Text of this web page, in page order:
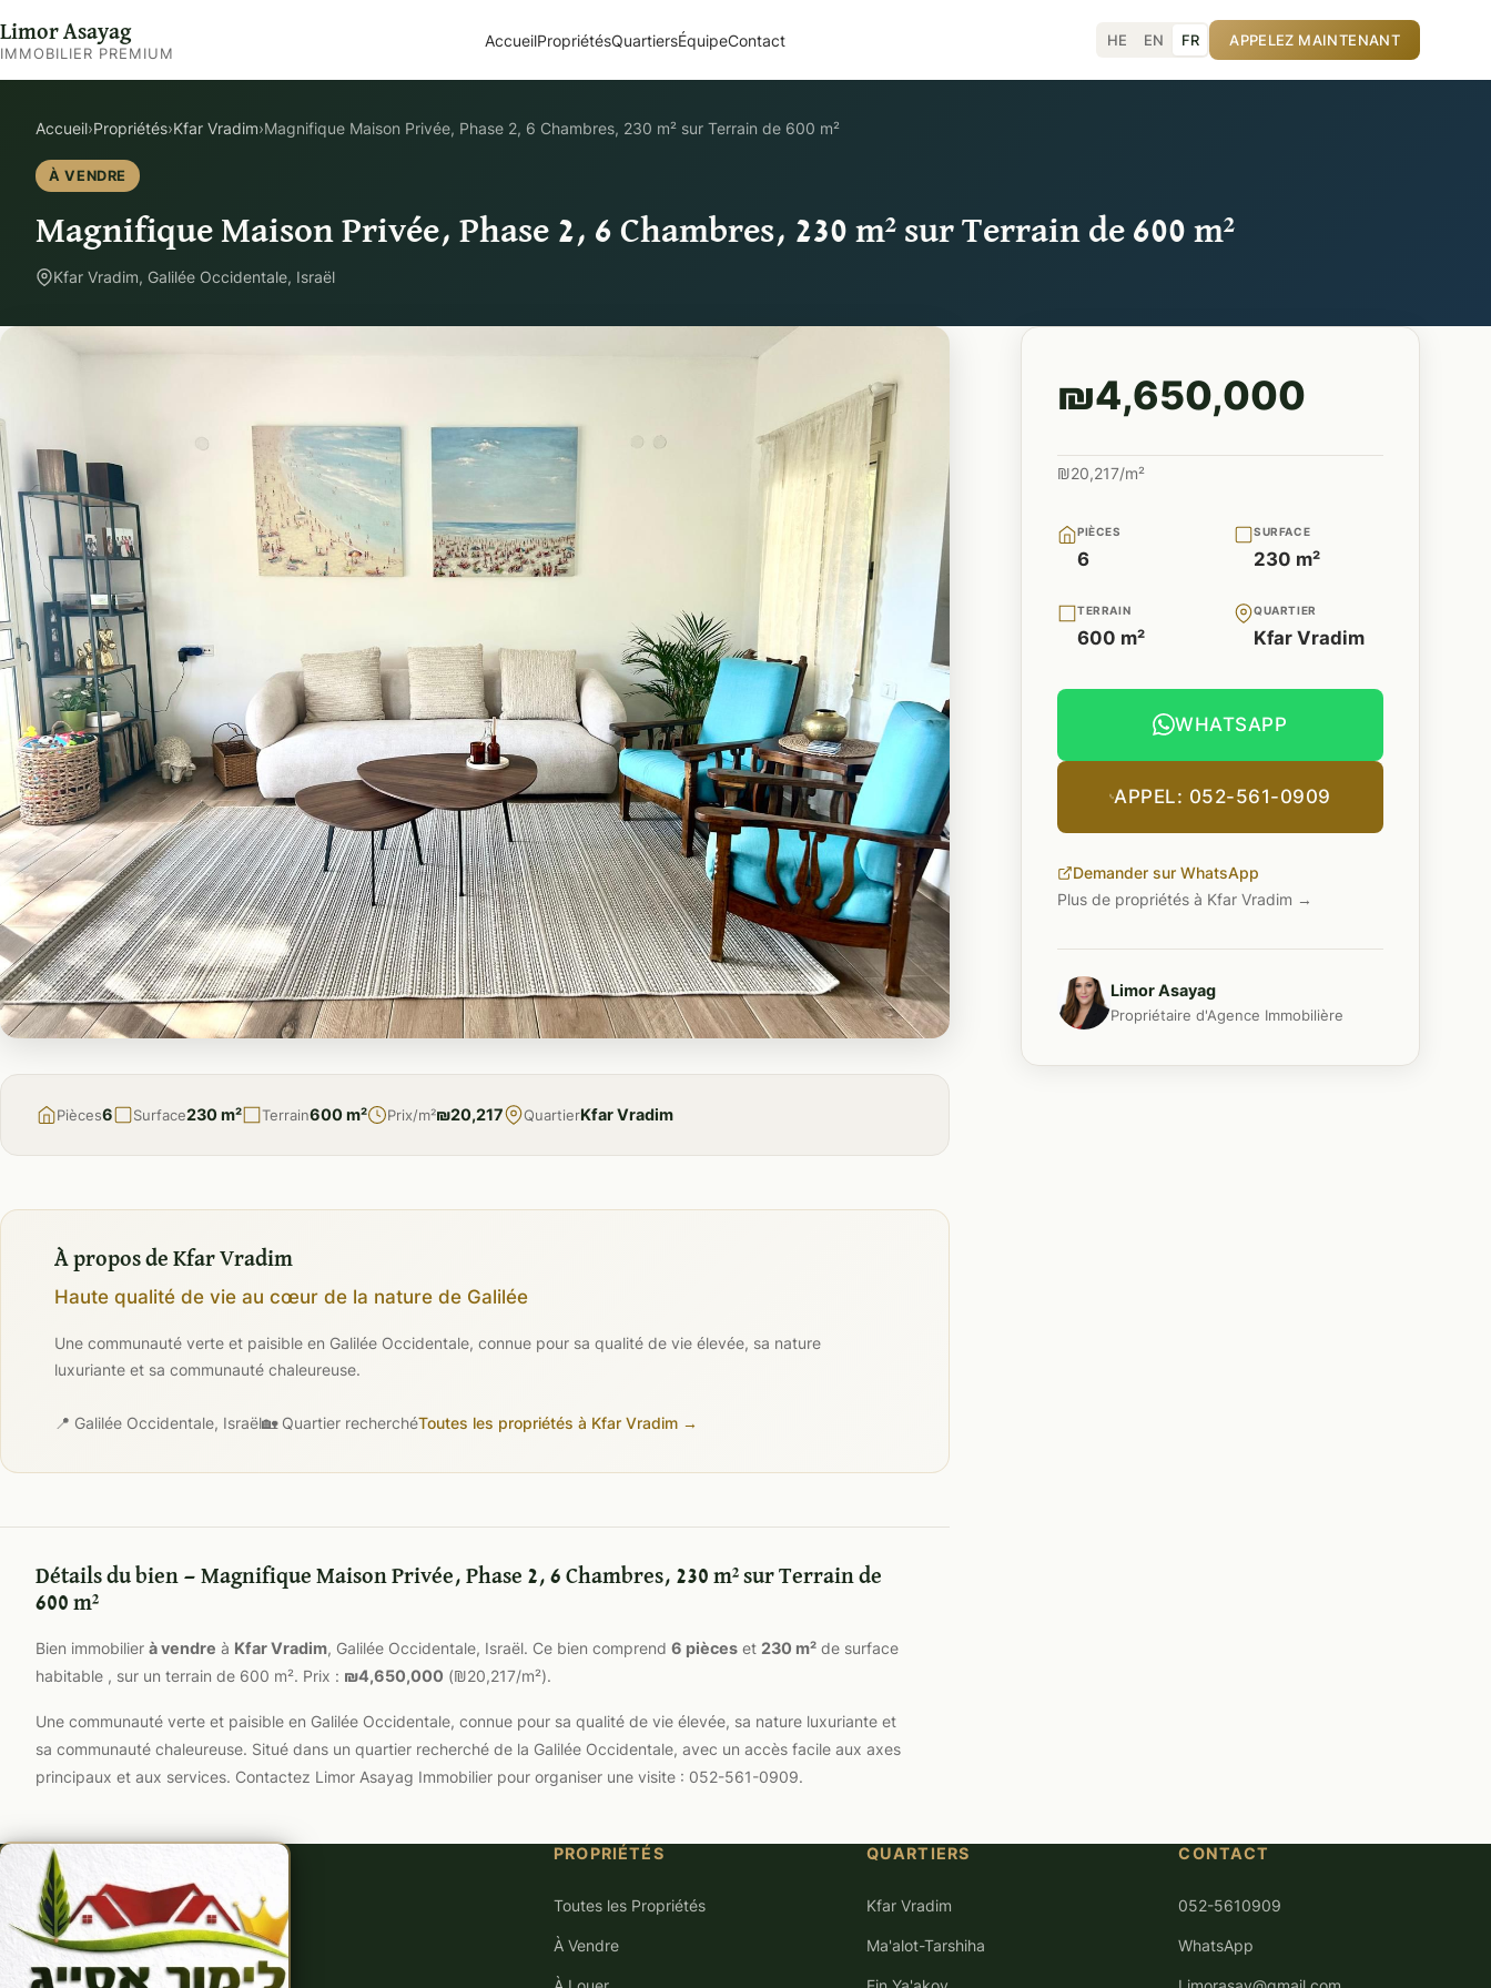
Limor Asayag
IMMOBILIER PREMIUM
AccueilPropriétésQuartiersÉquipeContact HE EN FR APPELEZ MAINTENANT
Accueil›Propriétés›Kfar Vradim›Magnifique Maison Privée, Phase 2, 6 Chambres, 230 m² sur Terrain de 600 m²
À VENDRE
Magnifique Maison Privée, Phase 2, 6 Chambres, 230 m² sur Terrain de 600 m²
Kfar Vradim, Galilée Occidentale, Israël
À
Pièces6 Surface230 m² Terrain600 m² Prix/m²₪20,217 QuartierKfar Vradim
À propos de Kfar Vradim
Haute qualité de vie au cœur de la nature de Galilée
Une communauté verte et paisible en Galilée Occidentale, connue pour sa qualité de vie élevée, sa nature
luxuriante et sa communauté chaleureuse.
📍 Galilée Occidentale, Israël🏡 Quartier recherchéToutes les propriétés à Kfar Vradim →
Détails du bien — Magnifique Maison Privée, Phase 2, 6 Chambres, 230 m² sur Terrain de
600 m²
Bien immobilier à vendre à Kfar Vradim, Galilée Occidentale, Israël. Ce bien comprend 6 pièces et 230 m² de surface
habitable , sur un terrain de 600 m². Prix : ₪4,650,000 (₪20,217/m²).
Une communauté verte et paisible en Galilée Occidentale, connue pour sa qualité de vie élevée, sa nature luxuriante et
sa communauté chaleureuse. Situé dans un quartier recherché de la Galilée Occidentale, avec un accès facile aux axes
principaux et aux services. Contactez Limor Asayag Immobilier pour organiser une visite : 052-561-0909.
₪4,650,000
₪20,217/m²
PIÈCES
6
SURFACE
230 m²
TERRAIN
600 m²
QUARTIER
Kfar Vradim
WHATSAPP
APPEL: 052-561-0909
Demander sur WhatsApp
Plus de propriétés à Kfar Vradim →
Limor Asayag
Propriétaire d'Agence Immobilière
PROPRIÉTÉS
Toutes les Propriétés
À Vendre
QUARTIERS
Kfar Vradim
Ma'alot-Tarshiha
CONTACT
052-5610909
WhatsApp